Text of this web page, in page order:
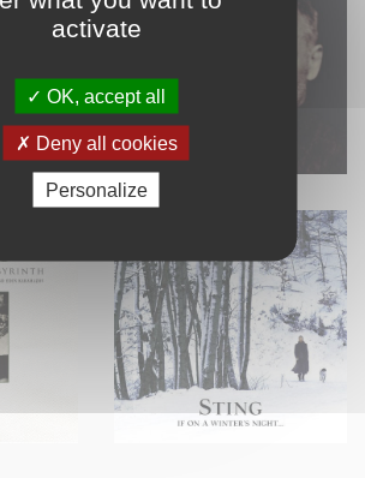
activate
OK, accept all
Deny all cookies
Personalize